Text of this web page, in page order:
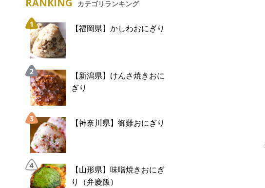
RANKING カテゴリランキング
【福岡県】かしわおにぎり
【新潟県】けんさ焼きおに
ぎり
【神奈川県】御難おにぎり
【山形県】味噌焼きおにぎ
り（弁慶飯）